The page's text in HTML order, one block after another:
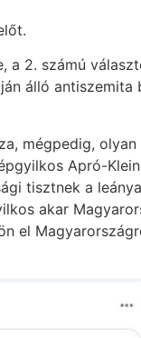
a 2. számú
álló
mégpedig,
Apró-
tisztnek a
akar
el